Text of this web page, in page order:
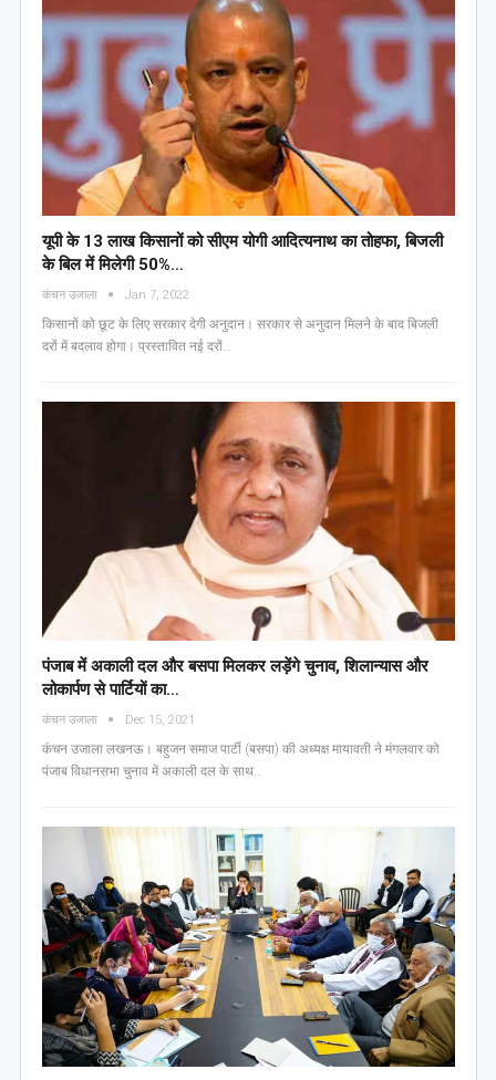
यूपी के 13 लाख किसानों को सीएम योगी आद‍ित्‍यनाथ का तोहफा, ब‍िजली
के ब‍िल में म‍िलेगी 50%…
कंचन उजाला Jan 7, 2022
किसानों को छूट के लिए सरकार देगी अनुदान। सरकार से अनुदान मिलने के बाद बिजली
दरों में बदलाव होगा। प्रस्तावित नई दरों…
पंजाब में अकाली दल और बसपा मिलकर लड़ेंगे चुनाव, शिलान्यास और
लोकार्पण से पार्टियों का…
कंचन उजाला Dec 15, 2021
कंचन उजाला लखनऊ। बहुजन समाज पार्टी (बसपा) की अध्यक्ष मायावती ने मंगलवार को
पंजाब विधानसभा चुनाव में अकाली दल के साथ…